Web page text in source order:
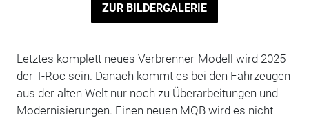
ZUR BILDERGALERIE
Letztes komplett neues Verbrenner-Modell wird 2025
der T-Roc sein. Danach kommt es bei den Fahrzeugen
aus der alten Welt nur noch zu Überarbeitungen und
Modernisierungen. Einen neuen MQB wird es nicht